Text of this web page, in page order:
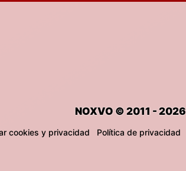
NOXVO © 2011 - 2026
cookies y privacidad Política de privacidad